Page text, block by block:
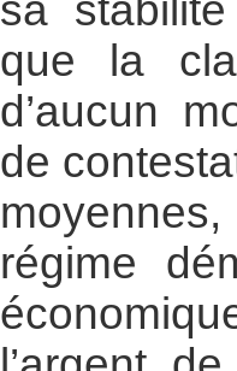
sa
que la
d’aucun
de
régime